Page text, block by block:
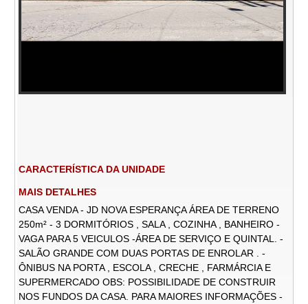
CARACTERÍSTICA DA UNIDADE
MAIS DETALHES
CASA VENDA - JD NOVA ESPERANÇA ÁREA DE TERRENO
250m² - 3 DORMITÓRIOS , SALA , COZINHA , BANHEIRO -
VAGA PARA 5 VEICULOS -ÁREA DE SERVIÇO E QUINTAL. -
SALÃO GRANDE COM DUAS PORTAS DE ENROLAR . -
ÔNIBUS NA PORTA , ESCOLA , CRECHE , FARMÁRCIA E
SUPERMERCADO OBS: POSSIBILIDADE DE CONSTRUIR
NOS FUNDOS DA CASA. PARA MAIORES INFORMAÇÕES -